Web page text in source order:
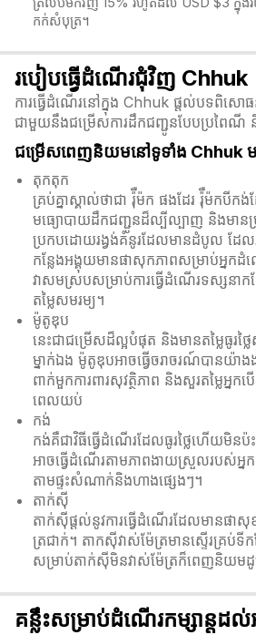
កក់សំបុត្រ។
របៀបធ្វើដំណើរជុំវិញ Chhuk
ការធ្វើដំណើរនៅក្នុង Chhuk ផ្តល់បទពិសោ
ជាមួយនឹងជម្រើសការដឹកជញ្ជូនបែបប្រពៃណី
ជម្រើសពេញនិយមនៅទូទាំង Chhuk ម
តុកតុក
គ្រប់គ្នាស្គាល់ថាជា រ៉ុឺម៉ក ផងដែរ រ៉ុឺម៉កបីក
មធ្យោបាយដឹកជញ្ជូនដ៏ល្បីល្បាញ និងមានប្
ប្រកបដោយរង្វង់គំនូរដែលមានដំបូល ដែ
កន្លែងអង្គុយមានផាសុកភាពសម្រាប់អ្ន
វាសមស្របសម្រាប់ការធ្វើដំណើរទស្សនាក
តម្លៃសមរម្យ។
ម៉ូតូឌុប
នេះជាជម្រើសដ៏ល្អបំផុត និងមានតម្លៃធូរថ្ល
ម្នាក់ឯង ម៉ូតូឌុបអាចធ្វើចរាចរណ៍បានយ៉
ពាក់មួកការពារសុវត្ថិភាព និងសួរតម្លៃអ្ន
ពេលយប់
កង់
កង់គឺជាវិធីធ្វើដំណើរដែលធូរថ្លៃហើយមិន
អាចធ្វើដំណើរតាមភាពងាយស្រួលរបស់អ្ន
តាមផ្ទះសំណាក់និងហាងផ្សេងៗ។
តាក់ស៊ី
តាក់ស៊ីផ្តល់នូវការធ្វើដំណើរដែលមានផា
ត្រជាក់។ តាកសុីវាស់ម៉ែត្រមានស្ទើរគ្រប់ទី
សម្រាប់តាក់សុីមិនវាស់ម៉ែត្រក៏ពេញនិយមដូ
គន្លឹះសម្រាប់ដំណើរកម្សាន្ត